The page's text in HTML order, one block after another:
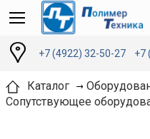
+7 (4922) 32-50-27 +7
Каталог
Сопутствующее